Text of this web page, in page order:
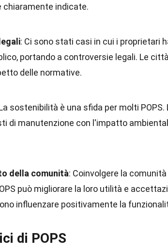
chiaramente indicate.
: Ci sono stati casi in cui i proprietari
portando a controversie legali. Le
delle normative.
sostenibilità è una sfida per molti
di manutenzione con l'impatto
della comunità: Coinvolgere la
può migliorare la loro utilità e
influenzare positivamente la
di POPS